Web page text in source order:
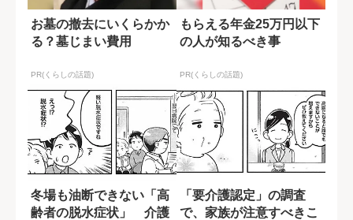
お墓の撤去にいくらかか
る？墓じまい費用
PR(くらしの話題)
もらえる年金25万円以下
の人が知るべき事
PR(くらしの話題)
冬場も油断できない「高
齢者の脱水症状」 介護
「要介護認定」の調査
で、家族が注意すべきこ